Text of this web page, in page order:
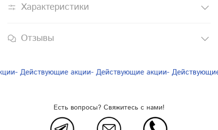
Характеристики
Отзывы
- Действующие акции- Действующие акции- Действующие
Есть вопросы? Свяжитесь с нами!